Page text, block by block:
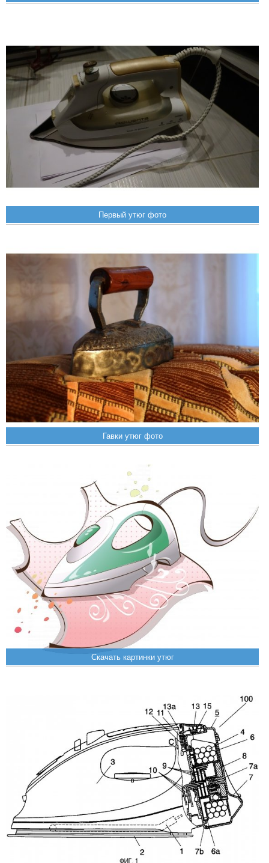
Первый утюг фото
Гавки утюг фото
Скачать картинки утюг